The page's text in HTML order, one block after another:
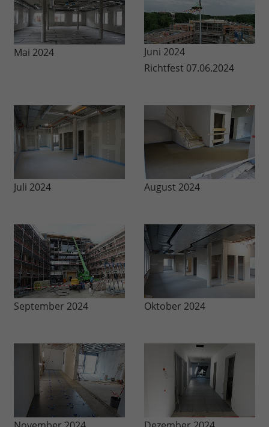
Mai 2024
Juni 2024
Richtfest 07.06.2024
Juli 2024 August 2024
September 2024 Oktober 2024